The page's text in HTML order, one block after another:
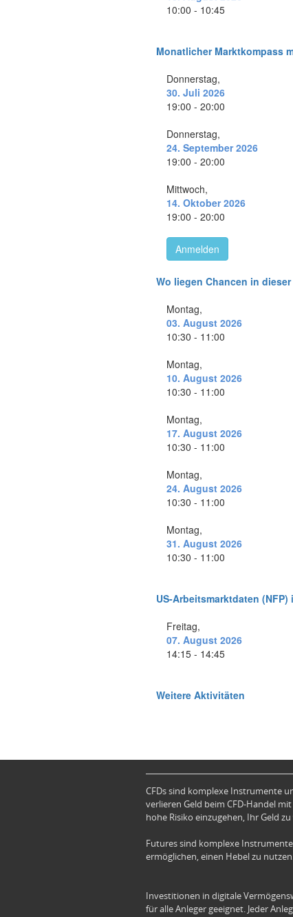
CFDs sind komplexe Instrumente
verlieren Geld beim CFD-Handel
hohe Risiko einzugehen, Ihr Geld
Futures sind komplexe
ermöglichen, einen Hebel zu
Investitionen in digitale
für alle Anleger geeignet. Jeder